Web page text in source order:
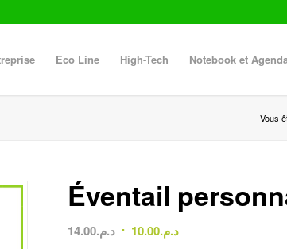
Eco Line High-Tech Notebook et
Vous
Éventail
د.م.14.00
Le
د.م.10.00
Le